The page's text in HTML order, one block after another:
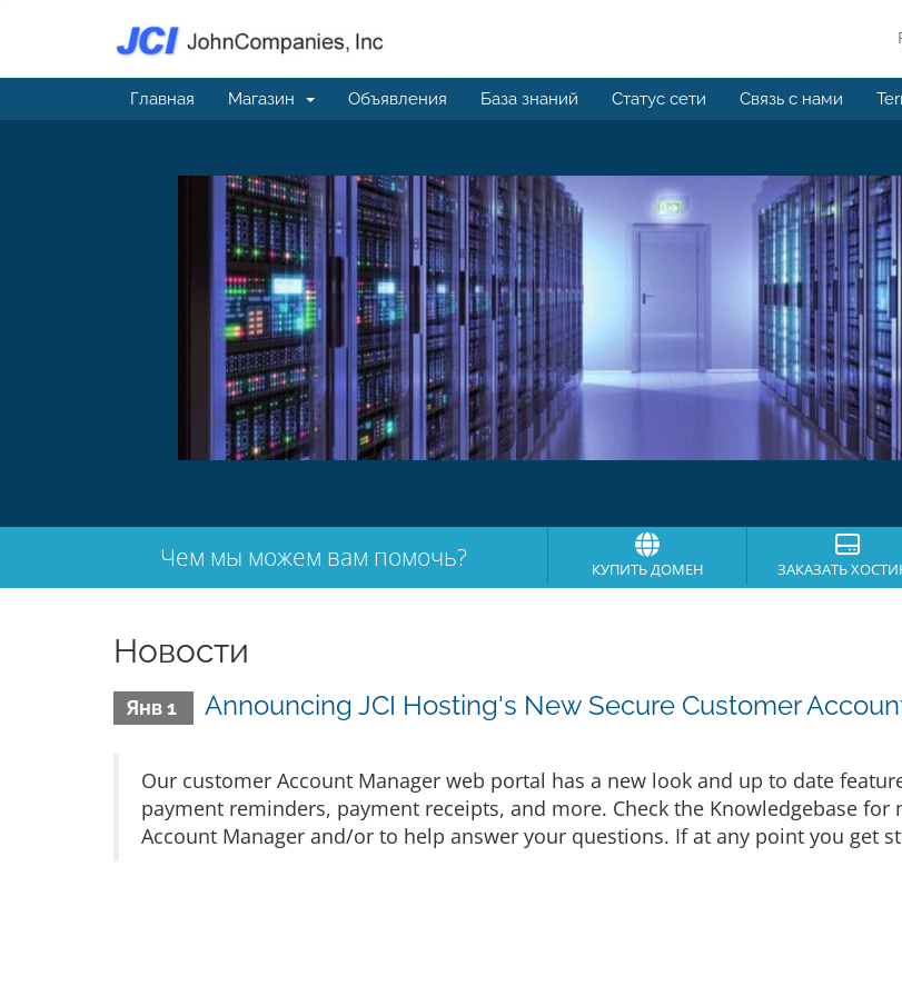
Главная Магазин Объявления База знаний Статус сети Связь с нами
Чем мы можем вам помочь? КУПИТЬ ДОМЕН ЗАКАЗАТЬ
Новости
Янв 1 Announcing JCI Hosting's New Secure Customer
Our customer Account Manager web portal has a new look and up to date
payment reminders, payment receipts, and more. Check the Knowledgebase
Account Manager and/or to help answer your questions. If at any point you get